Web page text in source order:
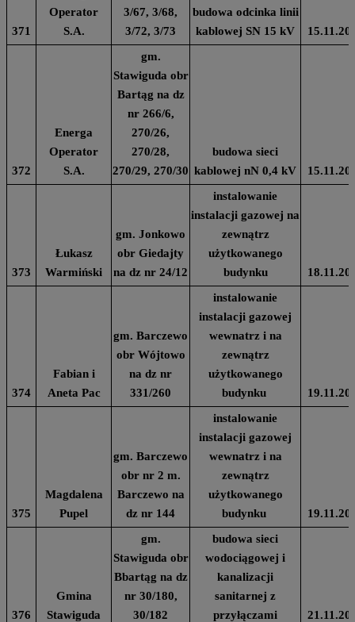
371
Operator
S.A.
3/67, 3/68,
3/72, 3/73
budowa odcinka linii
kablowej SN 15 kV
372
Energa
Operator
S.A.
gm.
Stawiguda obr
Bartąg na dz
nr 266/6,
270/26,
270/28,
270/29, 270/30
budowa sieci
kablowej nN 0,4 kV
373
Łukasz
Warmiński
gm. Jonkowo
obr Giedajty
na dz nr 24/12
instalowanie
instalacji gazowej na
zewnątrz
użytkowanego
budynku
374
Fabian i
Aneta Pac
gm. Barczewo
obr Wójtowo
na dz nr
331/260
instalowanie
instalacji gazowej
wewnatrz i na
zewnątrz
użytkowanego
budynku
375
Magdalena
Pupel
gm. Barczewo
obr nr 2 m.
Barczewo na
dz nr 144
instalowanie
instalacji gazowej
wewnatrz i na
zewnątrz
użytkowanego
budynku
376
Gmina
Stawiguda
gm.
Stawiguda obr
Bbartąg na dz
nr 30/180,
30/182
budowa sieci
wodociągowej i
kanalizacji
sanitarnej z
przyłączami